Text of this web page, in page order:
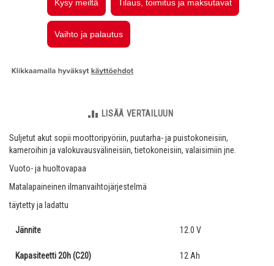
LISÄÄ VERTAILUUN
Suljetut akut sopii moottoripyöriin, puutarha- ja puistokoneisiin,
kameroihin ja valokuvausvälineisiin, tietokoneisiin, valaisimiin jne.
Vuoto- ja huoltovapaa
Matalapaineinen ilmanvaihtojärjestelmä
täytetty ja ladattu
Jännite 12.0 V
Kapasiteetti 20h (C20) 12 Ah